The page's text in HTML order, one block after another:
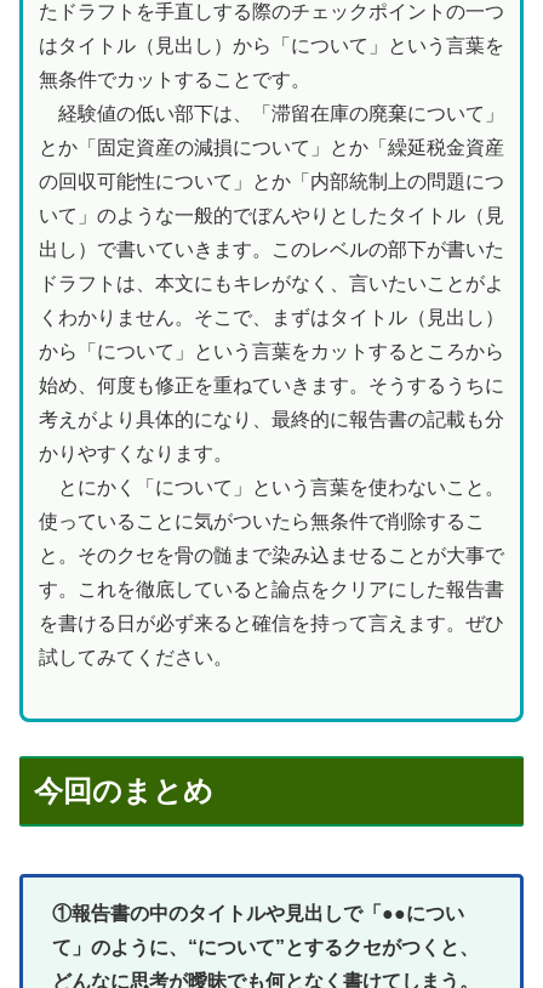
たドラフトを手直しする際のチェックポイントの一つ
はタイトル（見出し）から「について」という言葉を
無条件でカットすることです。
経験値の低い部下は、「滞留在庫の廃棄について」
とか「固定資産の減損について」とか「繰延税金資産
の回収可能性について」とか「内部統制上の問題につ
いて」のような一般的でぼんやりとしたタイトル（見
出し）で書いていきます。このレベルの部下が書いた
ドラフトは、本文にもキレがなく、言いたいことがよ
くわかりません。そこで、まずはタイトル（見出し）
から「について」という言葉をカットするところから
始め、何度も修正を重ねていきます。そうするうちに
考えがより具体的になり、最終的に報告書の記載も分
かりやすくなります。
とにかく「について」という言葉を使わないこと。
使っていることに気がついたら無条件で削除するこ
と。そのクセを骨の髄まで染み込ませることが大事で
す。これを徹底していると論点をクリアにした報告書
を書ける日が必ず来ると確信を持って言えます。ぜひ
試してみてください。
今回のまとめ
①報告書の中のタイトルや見出しで「●●につい
て」のように、“について”とするクセがつくと、
どんなに思考が曖昧でも何となく書けてしまう。